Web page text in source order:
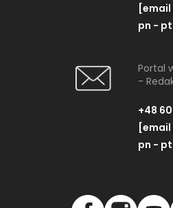
pn - pt
Portal
-
+48
pn - pt